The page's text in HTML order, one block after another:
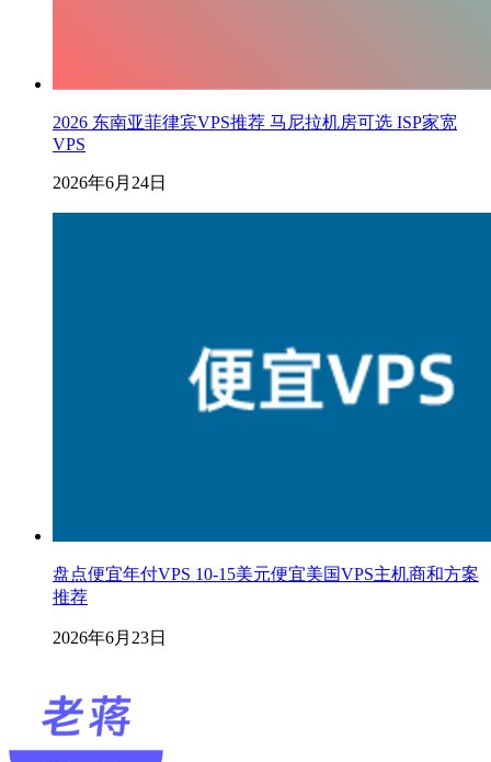
2026 东南亚菲律宾VPS推荐 马尼拉机房可选 ISP家宽
VPS
2026年6月24日
盘点便宜年付VPS 10-15美元便宜美国VPS主机商和方案
推荐
2026年6月23日